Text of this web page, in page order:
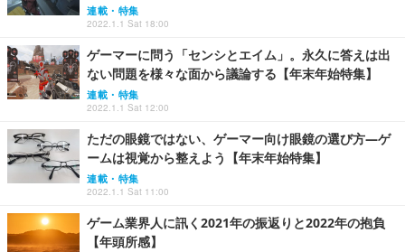
連載・特集
2022.1.1 Sat 18:00
ゲーマーに問う「センシとエイム」。永久に答えは出
ない問題を様々な面から議論する【年末年始特集】
連載・特集
2022.1.1 Sat 12:00
ただの眼鏡ではない、ゲーマー向け眼鏡の選び方―ゲ
ームは視覚から整えよう【年末年始特集】
連載・特集
2022.1.1 Sat 11:00
ゲーム業界人に訊く2021年の振返りと2022年の抱負
【年頭所感】